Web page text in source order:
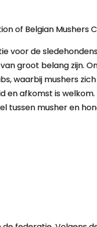
of Belgian Mushers
voor de
groot belang zijn.
waarbij mushers
en afkomst is welkom.
tussen musher en